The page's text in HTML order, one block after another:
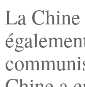
La Chine